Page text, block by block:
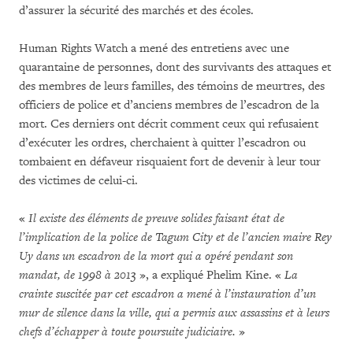
d’assurer la sécurité des marchés et des écoles.
Human Rights Watch a mené des entretiens avec une
quarantaine de personnes, dont des survivants des attaques et
des membres de leurs familles, des témoins de meurtres, des
officiers de police et d’anciens membres de l’escadron de la
mort. Ces derniers ont décrit comment ceux qui refusaient
d’exécuter les ordres, cherchaient à quitter l’escadron ou
tombaient en défaveur risquaient fort de devenir à leur tour
des victimes de celui-ci.
« Il existe des éléments de preuve solides faisant état de
l’implication de la police de Tagum City et de l’ancien maire Rey
Uy dans un escadron de la mort qui a opéré pendant son
mandat, de 1998 à 2013 », a expliqué Phelim Kine. « La
crainte suscitée par cet escadron a mené à l’instauration d’un
mur de silence dans la ville, qui a permis aux assassins et à leurs
chefs d’échapper à toute poursuite judiciaire. »